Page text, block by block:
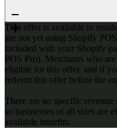
This offer is available to
are not yet using Shopify
included with your Shopify
POS Pro). Merchants who
eligible for this offer, and if
redeem this offer before the
There are no specific
so businesses of all sizes are
available benefits.